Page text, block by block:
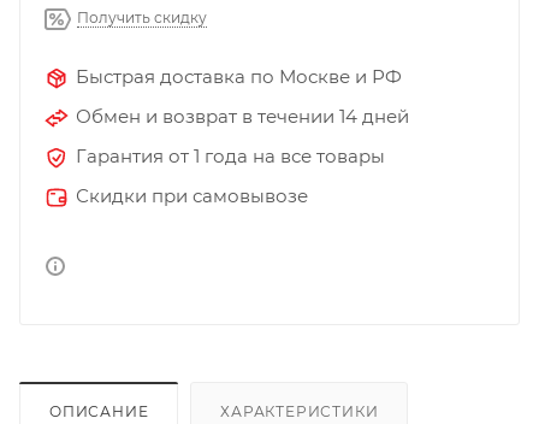
Получить скидку
Быстрая доставка по Москве и РФ
Обмен и возврат в течении 14 дней
Гарантия от 1 года на все товары
Скидки при самовывозе
ОПИСАНИЕ ХАРАКТЕРИСТИКИ